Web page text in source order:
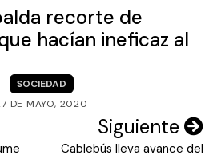
recorte de
hacían ineficaz al
SOCIEDAD
DE MAYO, 2020
Siguiente
Cablebús lleva avance del